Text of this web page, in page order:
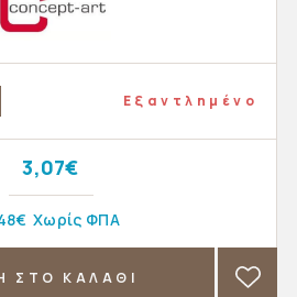
Εξαντλημένο
3,07€
Χωρίς ΦΠΑ
ΣΤΟ ΚΑΛΑΘΙ